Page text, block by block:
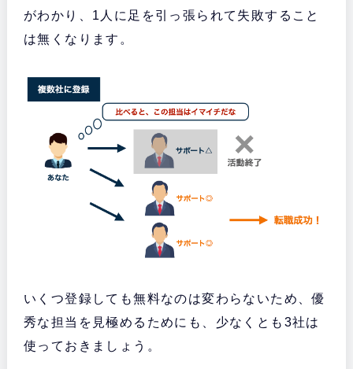
がわかり、1人に足を引っ張られて失敗すること
は無くなります。
いくつ登録しても無料なのは変わらないため、優
秀な担当を見極めるためにも、少なくとも3社は
使っておきましょう。